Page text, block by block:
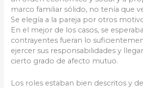
marco familiar sólido, no tenía que
Se elegía a la pareja por otros
En el mejor de los casos, se
contrayentes fueran lo
ejercer sus responsabilidades y
cierto grado de afecto mutuo.
Los roles estaban bien descritos y